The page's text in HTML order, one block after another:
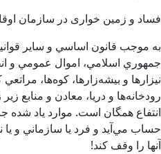
فساد و زمین خواری در سازمان
به موجب قانون اساسي و ساير
جمهوري اسلامي، اموال عمومي و
نيزارها و بيشه‌زارها، کوه‌ها،
رودخانه‌ها و دريا، معادن و منابع
انتفاع همگان است. موارد یاد
حساب مي‌آيد و فرد يا سازماني و
آنها را وقف کند!